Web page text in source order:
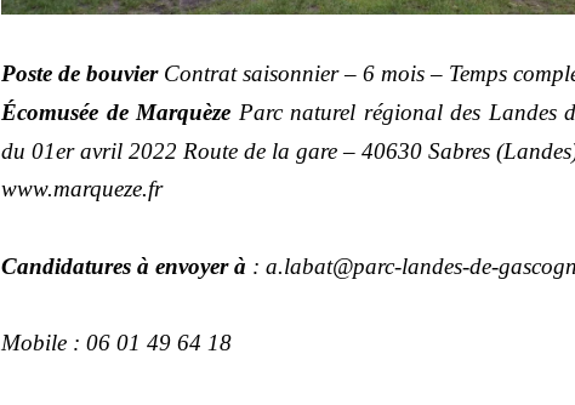
Poste de bouvier Contrat saisonnier – 6 mois – Temps
Écomusée de Marquèze Parc naturel régional des Landes
du 01er avril 2022 Route de la gare – 40630 Sabres
www.marqueze.fr
Candidatures à envoyer à : a.labat@parc-landes-de-
Mobile : 06 01 49 64 18